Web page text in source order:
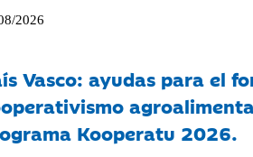
2026
Vasco: ayudas para el
Kooperatu 2026.